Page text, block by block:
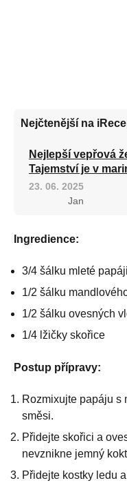
Nejčtenější na
Nejlepší vepřová
Tajemství je v
23. 06. 2025
Jan
Ingredience:
3/4 šálku mleté papáji
1/2 šálku
1/2 šálku ovesných
1/4 lžičky skořice
Postup přípravy:
Rozmixujte papáju s
směsi.
Přidejte skořici a
nevznikne jemný
Přidejte kostky ledu